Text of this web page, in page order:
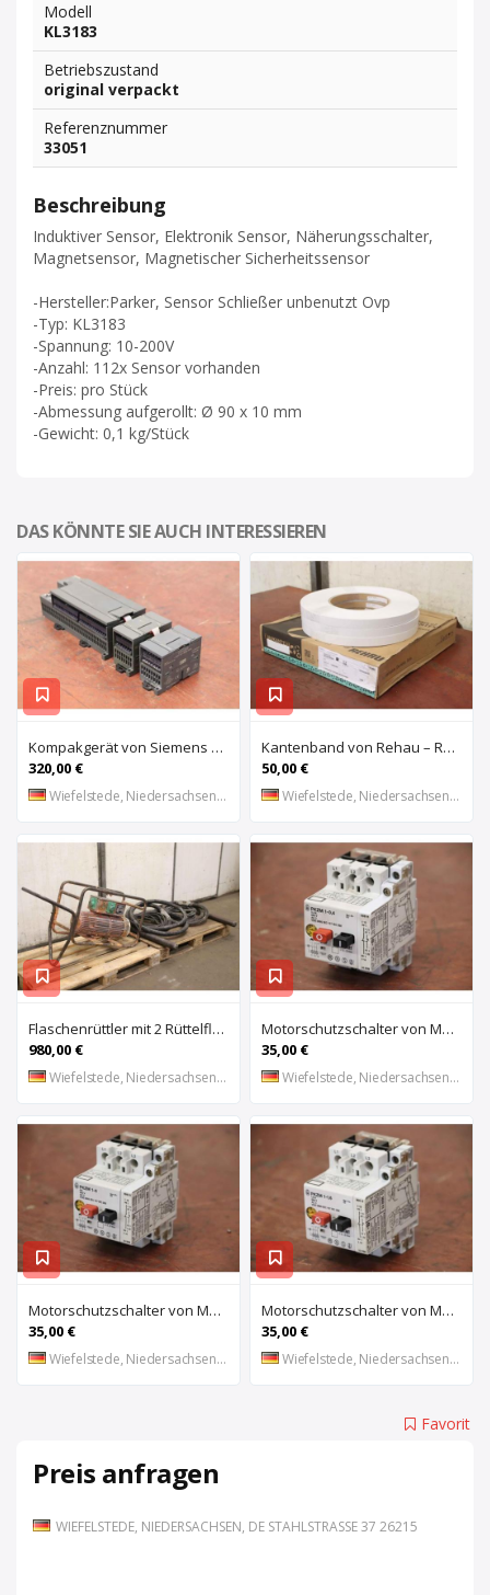
Modell
KL3183
Betriebszustand
original verpackt
Referenznummer
33051
Beschreibung
Induktiver Sensor, Elektronik Sensor, Näherungsschalter,
Magnetsensor, Magnetischer Sicherheitssensor
-Hersteller:Parker, Sensor Schließer unbenutzt Ovp
-Typ: KL3183
-Spannung: 10-200V
-Anzahl: 112x Sensor vorhanden
-Preis: pro Stück
-Abmessung aufgerollt: Ø 90 x 10 mm
-Gewicht: 0,1 kg/Stück
DAS KÖNNTE SIE AUCH INTERESSIEREN
Kompakgerät von Siemens – 6ES7 216-2AD22-OXBO 6ES 221-1BF22-OXAO
320,00 €
Wiefelstede, Niedersachsen, DE
Kantenband von Rehau – Raukantex FP 28/1 97556
50,00 €
Wiefelstede, Niedersachsen, DE
Flaschenrüttler mit 2 Rüttelflaschen von Wacker – FU-4/200SW
980,00 €
Wiefelstede, Niedersachsen, DE
Motorschutzschalter von Moeller – PKZM 1-0,4
35,00 €
Wiefelstede, Niedersachsen, DE
Motorschutzschalter von Moeller – PKZM 1-6
35,00 €
Wiefelstede, Niedersachsen, DE
Motorschutzschalter von Moeller – PKZM 1-1,6
35,00 €
Wiefelstede, Niedersachsen, DE
Favorit
Preis anfragen
WIEFELSTEDE, NIEDERSACHSEN, DE STAHLSTRASSE 37 26215